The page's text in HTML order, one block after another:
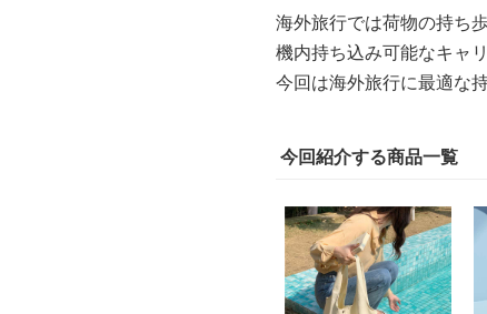
海外旅行では荷物の持ち
機内持ち込み可能なキャ
今回は海外旅行に最適な
今回紹介する商品一覧